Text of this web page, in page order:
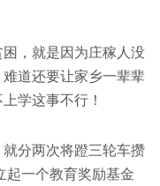
，就是因为庄稼人没
道还要让家乡一辈辈
学这事不行！
分两次将蹬三轮车攒
起一个教育奖励基金